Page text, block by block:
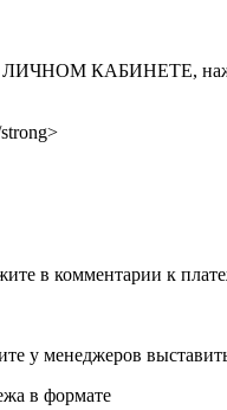
нажав
в комментарии к
у менеджеров
в формате